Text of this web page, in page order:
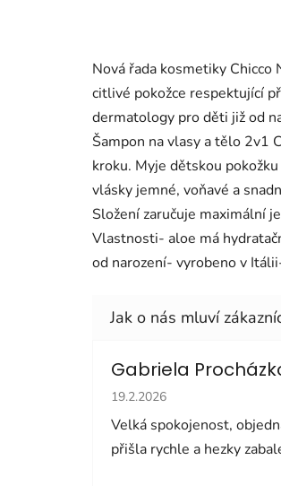
Nová řada kosmetiky
citlivé pokožce respektující
dermatology pro děti již od
Šampon na vlasy a tělo 2v1
kroku. Myje dětskou
vlásky jemné, voňavé a
Složení zaručuje maximální
Vlastnosti- aloe má
od narození- vyrobeno v
Gabriela
Hodnocení obchodu je 5 z
19.2.2026
Velká spokojenost,
přišla rychle a hezky